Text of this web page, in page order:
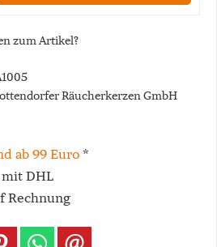
zum Artikel?
Räucherkerzen GmbH
ab 99 Euro*
mit DHL
Rechnung